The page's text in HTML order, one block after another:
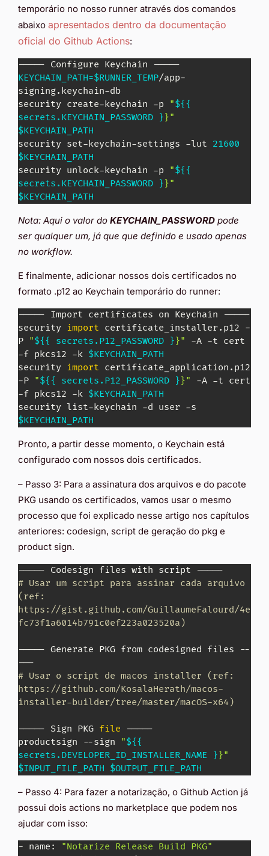
temporário no nosso runner através dos comandos
abaixo apresentados dentro da documentação
oficial do Github Actions:
KEYCHAIN_PATH=$RUNNER_TEMP/app-
signing.keychain-db
security create-keychain -p
"${{
secrets.KEYCHAIN_PASSWORD }}"
$KEYCHAIN_PATH
security set-keychain-settings -lut 21600
$KEYCHAIN_PATH
security unlock-keychain -p
"${{
secrets.KEYCHAIN_PASSWORD }}"
$KEYCHAIN_PATH
Nota: Aqui o valor do KEYCHAIN_PASSWORD pode
ser qualquer um, já que que definido e usado apenas
no workflow.
E finalmente, adicionar nossos dois certificados no
formato .p12 ao Keychain temporário do runner:
----- Import certificates on Keychain -----
security import certificate_installer.p12 -
P "${{ secrets.P12_PASSWORD } }"
-A -t cert
-f pkcs12 -k $KEYCHAIN_PATH
security import certificate_application.p12
-P "${{ secrets.P12_PASSWORD } }"
-A -t cert
-f pkcs12 -k $KEYCHAIN_PATH
$KEYCHAIN_PATH
Pronto, a partir desse momento, o Keychain está
configurado com nossos dois certificados.
– Passo 3: Para a assinatura dos arquivos e do pacote
PKG usando os certificados, vamos usar o mesmo
processo que foi explicado nesse artigo nos capítulos
anteriores: codesign, script de geração do pkg e
product sign.
# Usar um script para assinar cada arquivo
(ref:
https://gist.github.com/GuillaumeFalourd/4e
fc73f1a6014b791c0ef223a023520a)
----- Generate PKG from codesigned files --
# Usar o script de macos installer (ref:
https://github.com/KosalaHerath/macos-
installer-builder/tree/master/macOS-x64)
----- Sign PKG file -----
productsign --sign
"${{
secrets.DEVELOPER_ID_INSTALLER_NAME }}"
$INPUT_FILE_PATH $OUTPUT_FILE_PATH
– Passo 4: Para fazer a notarização, o Github Action já
possui dois actions no marketplace que podem nos
ajudar com isso:
- name:
"Notarize Release Build PKG"